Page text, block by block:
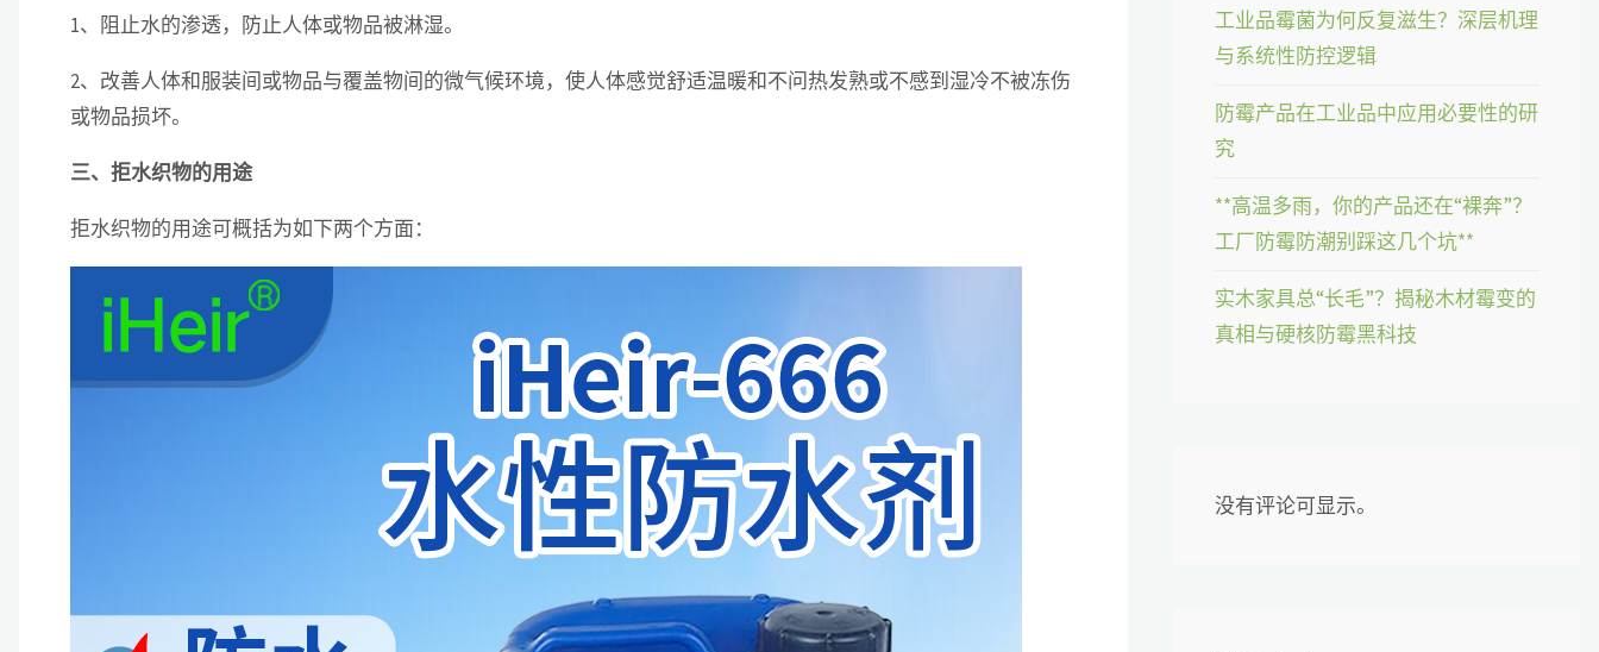
司
1、阻止水的渗透，防止人体或物品被淋湿。
2、改善人体和服装间或物品与覆盖物间的微气候环境，使人体感觉舒适温暖和不问热发熟或不感到湿冷不被冻伤
或物品损坏。
三、拒水织物的用途
拒水织物的用途可概括为如下两个方面：
工业品霉菌为何反复滋生？深层机理
与系统性防控逻辑
防霉产品在工业品中应用必要性的研
究
**高温多雨，你的产品还在“裸奔”？
工厂防霉防潮别踩这几个坑**
实木家具总“长毛”？揭秘木材霉变的
真相与硬核防霉黑科技
没有评论可显示。